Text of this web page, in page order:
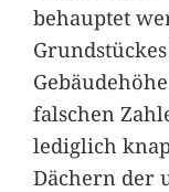
behauptet
falschen
lediglich
Dächern der